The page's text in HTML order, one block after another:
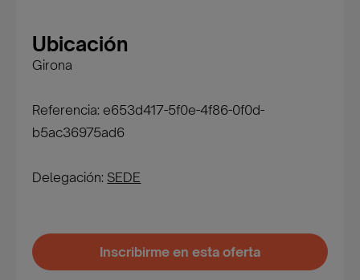
Ubicación
Girona
Referencia: e653d417-5f0e-4f86-0f0d-
b5ac36975ad6
Delegación: SEDE
Inscribirme en esta oferta